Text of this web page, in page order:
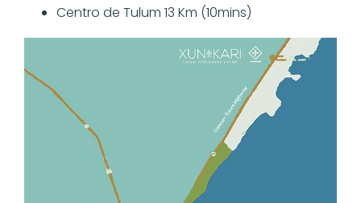
Centro de Tulum 13 Km (10mins)